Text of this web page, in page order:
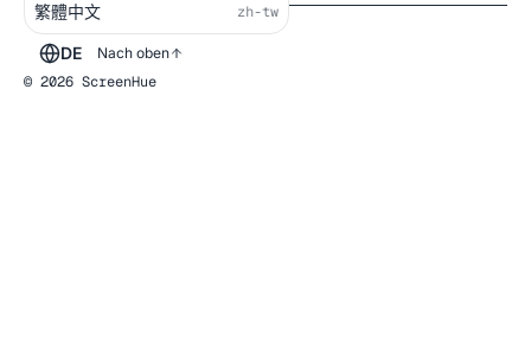
© 2026 ScreenHue
DE
繁體中文 zh-tw
Nach oben